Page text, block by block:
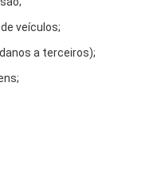
veículos;
a terceiros);